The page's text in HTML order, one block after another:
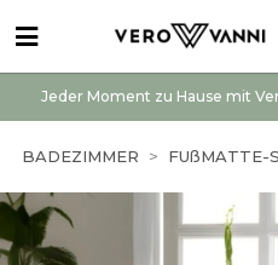
Jeder Moment zu Hause mit
BADEZIMMER FUßMATTE-